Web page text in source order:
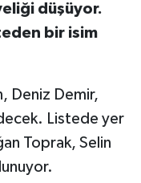
düşüyor.
bir isim
Deniz Demir,
Listede yer
Toprak, Selin